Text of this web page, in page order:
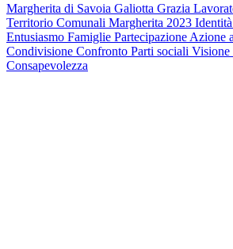
Margherita di Savoia Galiotta Grazia
Territorio Comunali Margherita 2023
Entusiasmo Famiglie Partecipazione Azione
Condivisione Confronto Parti sociali Visione
Consapevolezza